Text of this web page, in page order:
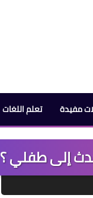
مفيدة تعلم اللغات
إلى طفلي ؟